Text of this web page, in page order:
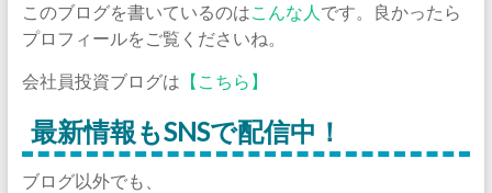
このブログを書いているのはこんな人 です。良かったら
プロフィールをご覧くださいね。
会社員投資ブログは 【こちら】
最新情報もSNSで配信中！
ブログ以外でも、